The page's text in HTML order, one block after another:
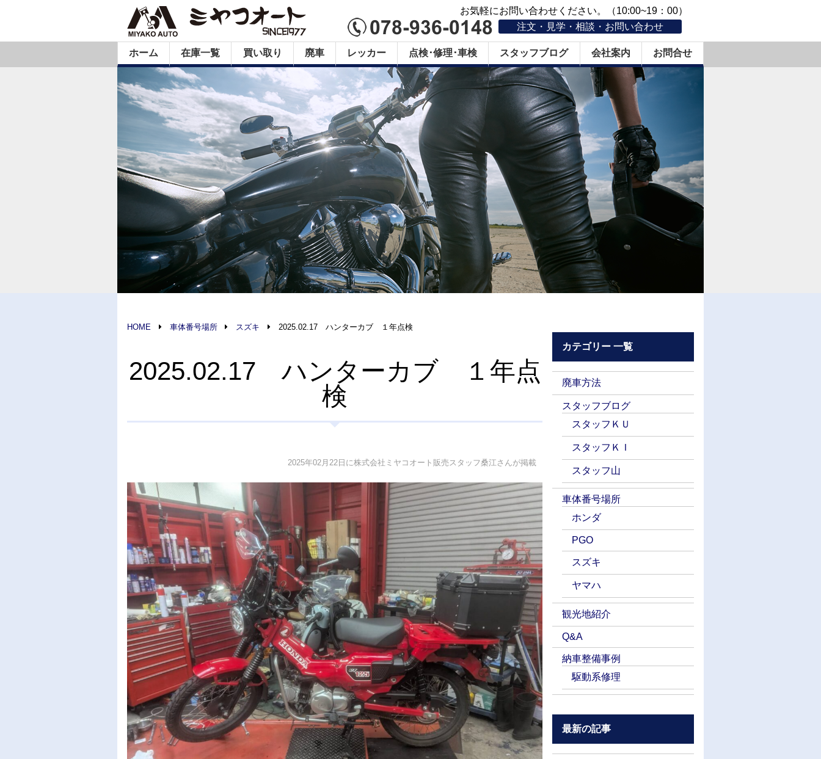
お気軽にお問い合わせください。（10:00~19：00）
注文・見学・相談・お問い合わせ
ホーム 在庫一覧 買い取り 廃車 レッカー 点検･修理･車検 スタッフブログ 会社案内 お問合せ
HOME 車体番号場所 スズキ 2025.02.17 ハンターカブ １年点検
2025.02.17 ハンターカブ １年点
検
2025年02月22日に株式会社ミヤコオート販売スタッフ桑江さんが掲載
カテゴリー 一覧
廃車方法
スタッフブログ
スタッフＫＵ
スタッフＫＩ
スタッフ山
車体番号場所
ホンダ
PGO
スズキ
ヤマハ
観光地紹介
Q&A
納車整備事例
駆動系修理
最新の記事